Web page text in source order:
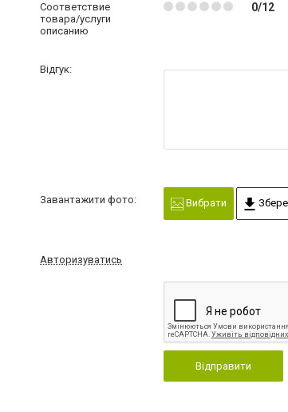
Соответствие
товара/услуги
описанию
0/12
Відгук:
Завантажити фото: Вибрати
Авторизуватись
Відправити